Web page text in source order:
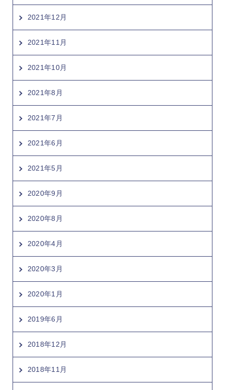
2021年12月
2021年11月
2021年10月
2021年8月
2021年7月
2021年6月
2021年5月
2020年9月
2020年8月
2020年4月
2020年3月
2020年1月
2019年6月
2018年12月
2018年11月